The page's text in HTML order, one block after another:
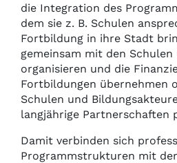
die Integration des
dem sie z. B. Schulen
Fortbildung in ihre Stadt
gemeinsam mit den
organisieren und die
Fortbildungen übernehmen
Schulen und
langjährige Partnerschaften
Damit verbinden sich
Programmstrukturen mit